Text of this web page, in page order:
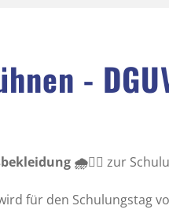
-
🌧️👷‍♂️ zur
für den Schulungstag